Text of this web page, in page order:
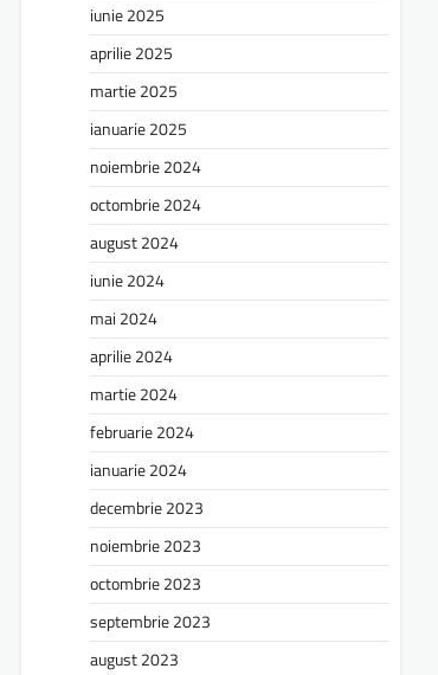
iunie 2025
aprilie 2025
martie 2025
ianuarie 2025
noiembrie 2024
octombrie 2024
august 2024
iunie 2024
mai 2024
aprilie 2024
martie 2024
februarie 2024
ianuarie 2024
decembrie 2023
noiembrie 2023
octombrie 2023
septembrie 2023
august 2023